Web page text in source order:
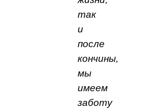
так
и
после
кончины,
мы
имеем
заботу